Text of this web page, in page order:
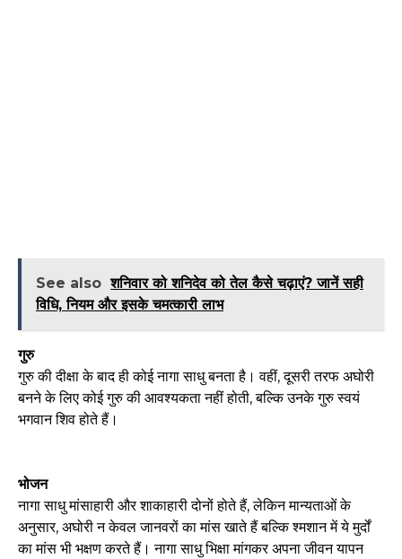
See also शनिवार को शनिदेव को तेल कैसे चढ़ाएं? जानें सही
विधि, नियम और इसके चमत्कारी लाभ
गुरु
गुरु की दीक्षा के बाद ही कोई नागा साधु बनता है। वहीं, दूसरी तरफ अघोरी
बनने के लिए कोई गुरु की आवश्यकता नहीं होती, बल्कि उनके गुरु स्वयं
भगवान शिव होते हैं।
भोजन
नागा साधु मांसाहारी और शाकाहारी दोनों होते हैं, लेकिन मान्यताओं के
अनुसार, अघोरी न केवल जानवरों का मांस खाते हैं बल्कि श्मशान में ये मुर्दों
का मांस भी भक्षण करते हैं। नागा साधु भिक्षा मांगकर अपना जीवन यापन